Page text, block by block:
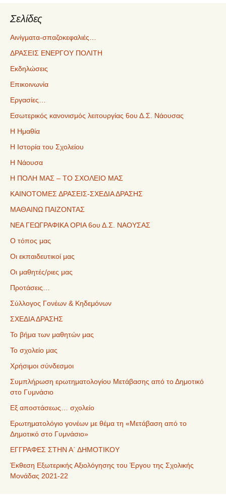
Σελίδες
Αινίγματα-σπαζοκεφαλιές…
ΔΡΑΣΕΙΣ ΕΝΕΡΓΟΥ ΠΟΛΙΤΗ
Εκδηλώσεις
Επικοινωνία
Εργασίες…
Εσωτερικός κανονισμός λειτουργίας 6ου Δ.Σ. Νάουσας
Η Ημαθία
Η Ιστορία του Σχολείου
Η Νάουσα
Η ΠΟΛΗ ΜΑΣ – ΤΟ ΣΧΟΛΕΙΟ ΜΑΣ
ΚΑΙΝΟΤΟΜΕΣ ΔΡΑΣΕΙΣ-ΣΧΕΔΙΑ ΔΡΑΣΗΣ
ΜΑΘΑΙΝΩ ΠΑΙΖΟΝΤΑΣ
ΝΕΑ ΓΕΩΓΡΑΦΙΚΑ ΟΡΙΑ 6ου Δ.Σ. ΝΑΟΥΣΑΣ
Ο τόπος μας
Οι εκπαιδευτικοί μας
Οι μαθητές/ριες μας
Προτάσεις…
Σύλλογος Γονέων & Κηδεμόνων
ΣΧΕΔΙΑ ΔΡΑΣΗΣ
Το βήμα των μαθητών μας
Το σχολείο μας
Χρήσιμοι σύνδεσμοι
Συμπλήρωση ερωτηματολογίου Μετάβασης από το Δημοτικό
στο Γυμνάσιο
Εξ αποστάσεως… σχολείο
Ερωτηματολόγιο γονέων με θέμα τη «Μετάβαση από το
Δημοτικό στο Γυμνάσιο»
ΕΓΓΡΑΦΕΣ ΣΤΗΝ Α΄ ΔΗΜΟΤΙΚΟΥ
Έκθεση Εξωτερικής Αξιολόγησης του Έργου της Σχολικής
Μονάδας 2021-22